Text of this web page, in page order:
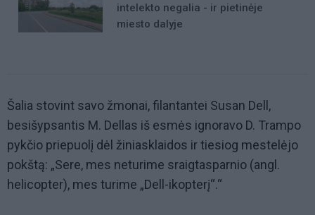
intelekto negalia - ir pietinėje
miesto dalyje
Šalia stovint savo žmonai, filantantei Susan Dell,
besišypsantis M. Dellas iš esmės ignoravo D. Trampo
pykčio priepuolį dėl žiniasklaidos ir tiesiog mestelėjo
pokštą: „Sere, mes neturime sraigtasparnio (angl.
helicopter), mes turime „Dell-ikopterį“.“